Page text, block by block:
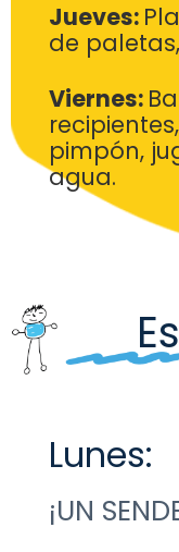
Jueves:
de
Viernes:
pimpón,
agua.
Lunes:
¡UN